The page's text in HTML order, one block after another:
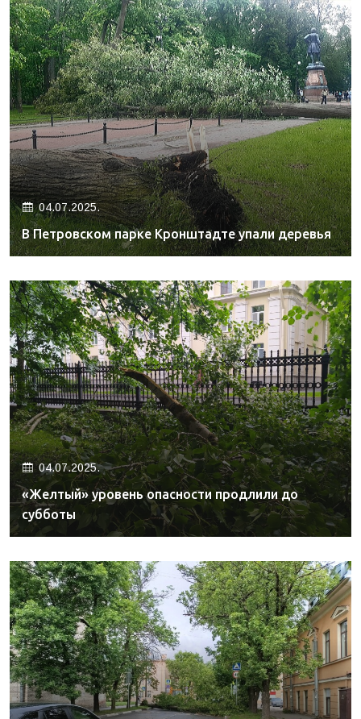
04.07.2025.
В Петровском парке Кронштадте упали деревья
04.07.2025.
«Желтый» уровень опасности продлили до
субботы